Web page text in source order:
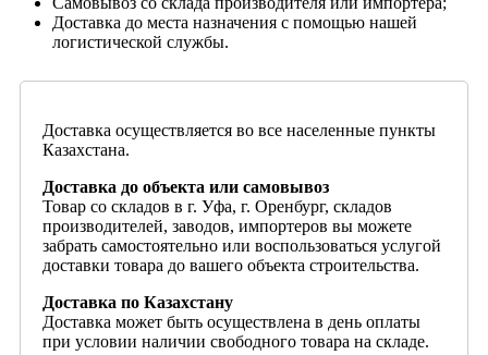
Доставка до места назначения с помощью нашей
логистической службы.
Доставка осуществляется во все населенные пункты
Казахстана.
Доставка до объекта или самовывоз
Товар со складов в г. Уфа, г. Оренбург, складов
производителей, заводов, импортеров вы можете
забрать самостоятельно или воспользоваться услугой
доставки товара до вашего объекта строительства.
Доставка по Казахстану
Доставка может быть осуществлена в день оплаты
при условии наличии свободного товара на складе.